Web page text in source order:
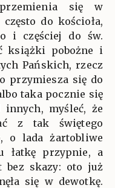
się w
do kościoła,
i częściej do św.
książki pobożne i
Pańskich, rzecz
przymiesza się do
taka pocznie się
innych, myśleć, że
z tak świętego
o lada żartobliwe
łatkę przypnie, a
bez skazy: oto już
się w dewotkę.